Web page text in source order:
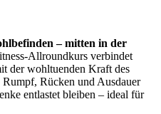
– mitten in der
Allroundkurs verbindet
der wohltuenden Kraft des
Rücken und Ausdauer
entlastet bleiben – ideal für